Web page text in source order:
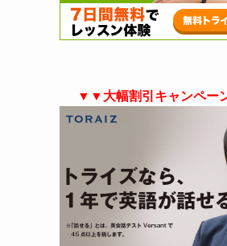
▼▼大幅割引キャンペー